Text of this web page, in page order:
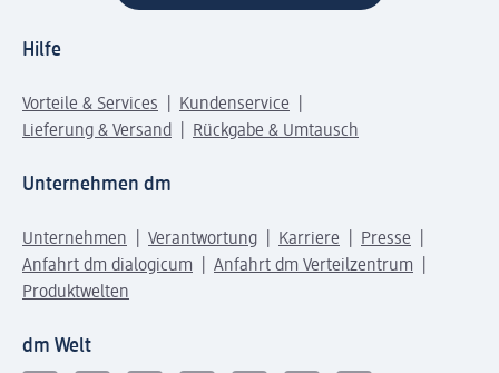
Hilfe
Vorteile & Services
Kundenservice
Lieferung & Versand
Rückgabe & Umtausch
Unternehmen dm
Unternehmen Verantwortung Karriere
Presse
Anfahrt dm dialogicum
Anfahrt dm Verteilzentrum
Produktwelten
dm Welt